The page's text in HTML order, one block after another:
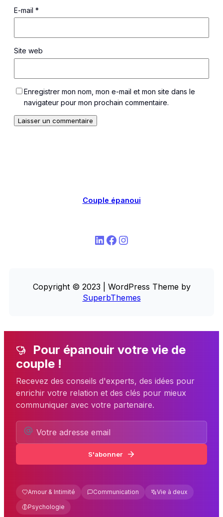
E-mail *
Site web
Enregistrer mon nom, mon e-mail et mon site dans le
navigateur pour mon prochain commentaire.
Couple épanoui
LinkedIn Facebook Instagram
Copyright © 2023 | WordPress Theme by
SuperbThemes
Pour épanouir votre vie de
couple !
Recevez des conseils d'experts, des idées pour
enrichir votre relation et des clés pour mieux
communiquer avec votre partenaire.
S'abonner
Amour & Intimité Communication
Vie à deux
Psychologie